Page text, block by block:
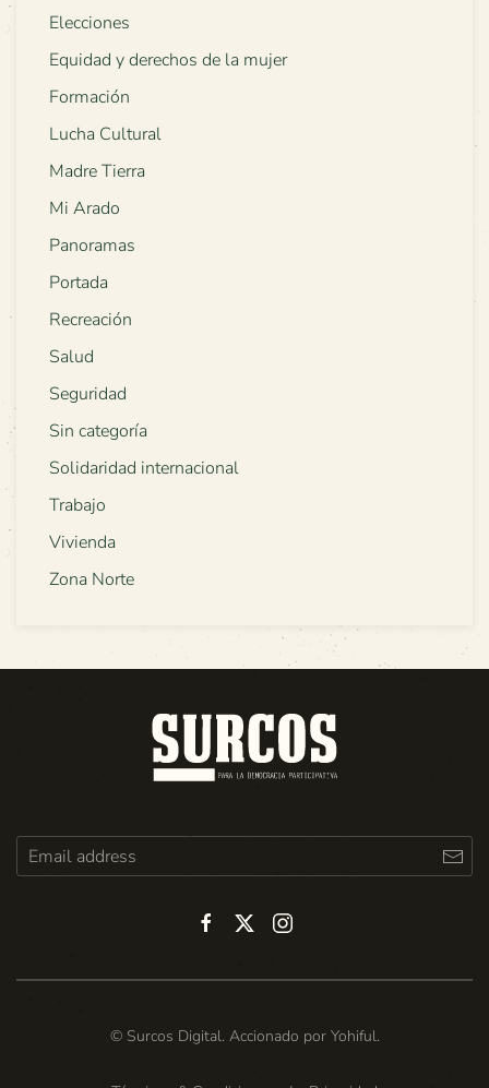
Elecciones
Equidad y derechos de la mujer
Formación
Lucha Cultural
Madre Tierra
Mi Arado
Panoramas
Portada
Recreación
Salud
Seguridad
Sin categoría
Solidaridad internacional
Trabajo
Vivienda
Zona Norte
© Surcos Digital. Accionado por Yohiful.